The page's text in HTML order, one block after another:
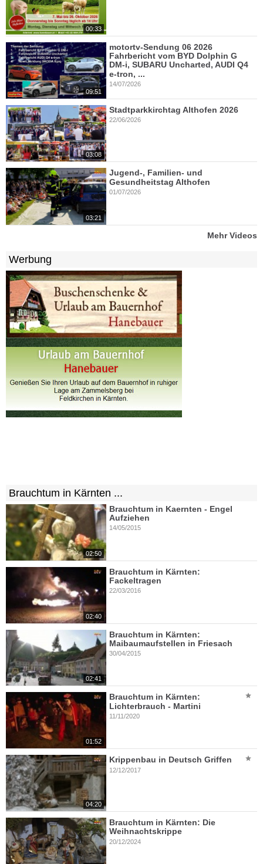
00:33
09:51
motortv-Sendung 06 2026
Fahrbericht vom BYD Dolphin G
DM-i, SUBARU Uncharted, AUDI Q4
e-tron, ...
14/07/2026
03:08
Stadtparkkirchtag Althofen 2026
22/06/2026
03:21
Jugend-, Familien- und
Gesundheitstag Althofen
01/07/2026
Mehr Videos
Werbung
Brauchtum in Kärnten ...
02:50
Brauchtum in Kaernten - Engel
Aufziehen
14/05/2015
02:40
Brauchtum in Kärnten:
Fackeltragen
22/03/2016
02:41
Brauchtum in Kärnten:
Maibaumaufstellen in Friesach
30/04/2015
01:52
Brauchtum in Kärnten:
Lichterbrauch - Martini
11/11/2020
04:20
Krippenbau in Deutsch Griffen
12/12/2017
Brauchtum in Kärnten: Die
Weihnachtskrippe
20/12/2024